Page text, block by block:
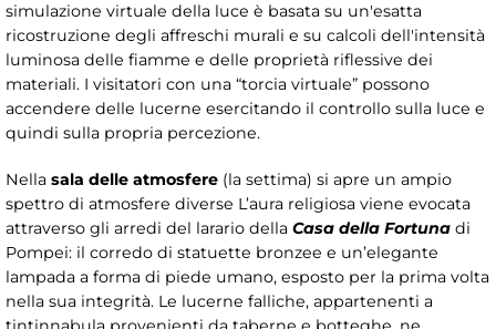
simulazione virtuale della luce è basata su un'esatta
ricostruzione degli affreschi murali e su calcoli dell'intensità
luminosa delle fiamme e delle proprietà riflessive dei
materiali. I visitatori con una “torcia virtuale” possono
accendere delle lucerne esercitando il controllo sulla luce e
quindi sulla propria percezione.
Nella sala delle atmosfere (la settima) si apre un ampio
spettro di atmosfere diverse L’aura religiosa viene evocata
attraverso gli arredi del larario della Casa della Fortuna di
Pompei: il corredo di statuette bronzee e un’elegante
lampada a forma di piede umano, esposto per la prima volta
nella sua integrità. Le lucerne falliche, appartenenti a